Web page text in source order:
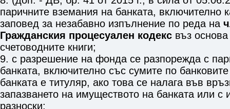
паричните вземания на банката, включително
заповед за незабавно изпълнение по реда на
Гражданския процесуален кодекс въз
счетоводните книги;
9. с разрешение на фонда се разпорежда с
банката, включително със сумите по
банката е титуляр, ако това се налага във
запазването на имуществото на банката или с
разноски;